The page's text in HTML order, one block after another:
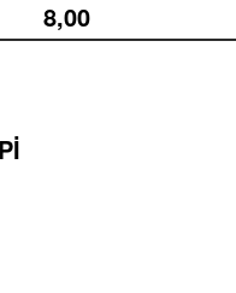
8,00